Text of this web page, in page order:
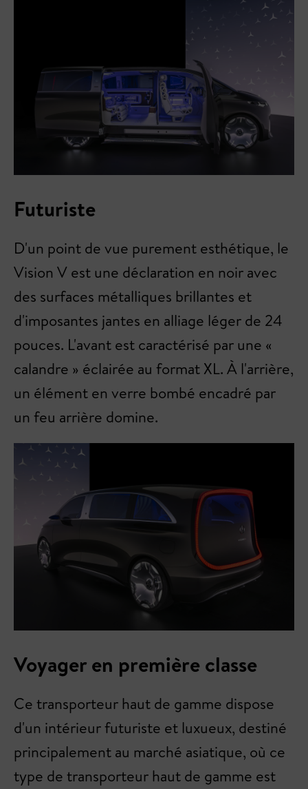
Futuriste
D'un point de vue purement esthétique, le
Vision V est une déclaration en noir avec
des surfaces métalliques brillantes et
d'imposantes jantes en alliage léger de 24
pouces. L'avant est caractérisé par une «
calandre » éclairée au format XL. À l'arrière,
un élément en verre bombé encadré par
un feu arrière domine.
Voyager en première classe
Ce transporteur haut de gamme dispose
d'un intérieur futuriste et luxueux, destiné
principalement au marché asiatique, où ce
type de transporteur haut de gamme est